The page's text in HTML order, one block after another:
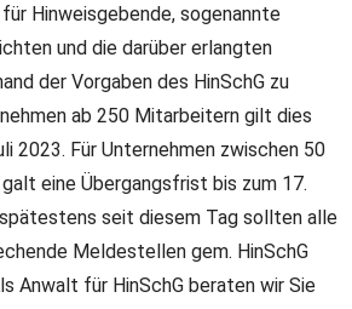
Hinweisgebende, sogenannte
und die darüber erlangten
der Vorgaben des HinSchG zu
ab 250 Mitarbeitern gilt dies
2023. Für Unternehmen zwischen 50
eine Übergangsfrist bis zum 17.
spätestens seit diesem Tag sollten alle
Meldestellen gem. HinSchG
Anwalt für HinSchG beraten wir Sie